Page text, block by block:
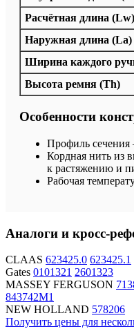
Расчётная длина (Lw)
Наружная длина (La)
Ширина каждого
Высота ремня (Th)
Особенности
Профиль
Кордная нить из
к растяжению и
Рабочая
Аналоги и кросс-
CLAAS 623425.0 623425.1
Gates 0101321 2601323
MASSEY FERGUSON
843742M1
NEW HOLLAND 578206
Получить цены для